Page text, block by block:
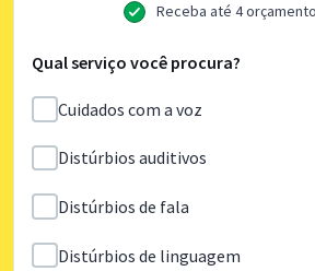
Receba até 4
Qual serviço você procura?
Cuidados com a voz
Distúrbios auditivos
Distúrbios de fala
Distúrbios de linguagem